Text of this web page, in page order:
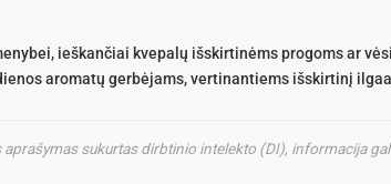
ieškančiai kvepalų išskirtinėms progoms ar
aromatų gerbėjams, vertinantiems išskirtinį
aprašymas sukurtas dirbtinio intelekto (DI), informacija